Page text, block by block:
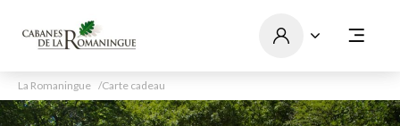
La Romaningue Carte cadeau